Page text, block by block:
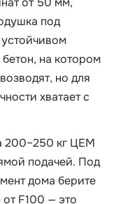
под
на котором
но для
хватает с
200–250 кг ЦЕМ
подачей. Под
дома берите
F100 — это